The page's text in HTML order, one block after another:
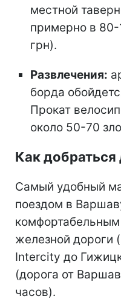
местной
примерно в
грн).
Развлечения:
борда
Прокат
около 50-70
Как добраться
Самый удобный
поездом в
железной дороги
Intercity до
(дорога от
часов).